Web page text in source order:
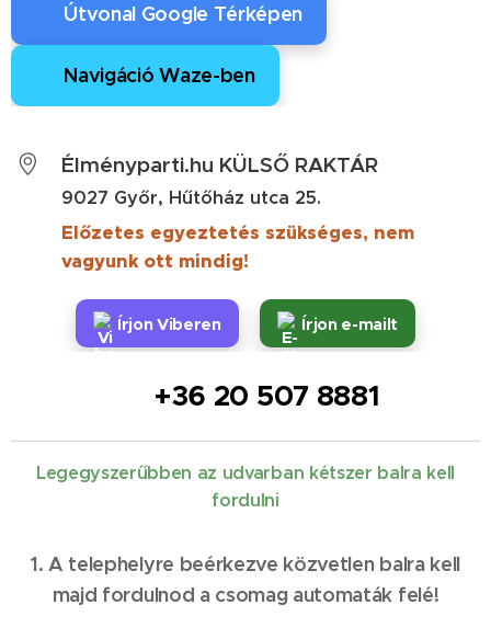
📍 Útvonal Google Térképen
🚗 Navigáció Waze-ben
Élményparti.hu KÜLSŐ RAKTÁR
9027 Győr, Hűtőház utca 25.
Előzetes egyeztetés szükséges, nem
vagyunk ott mindig!
Írjon Viberen Írjon e-mailt
📞 +36 20 507 8881
Legegyszerűbben az udvarban kétszer balra kell
fordulni
1. A telephelyre beérkezve közvetlen balra kell
majd fordulnod a csomag automaták felé!